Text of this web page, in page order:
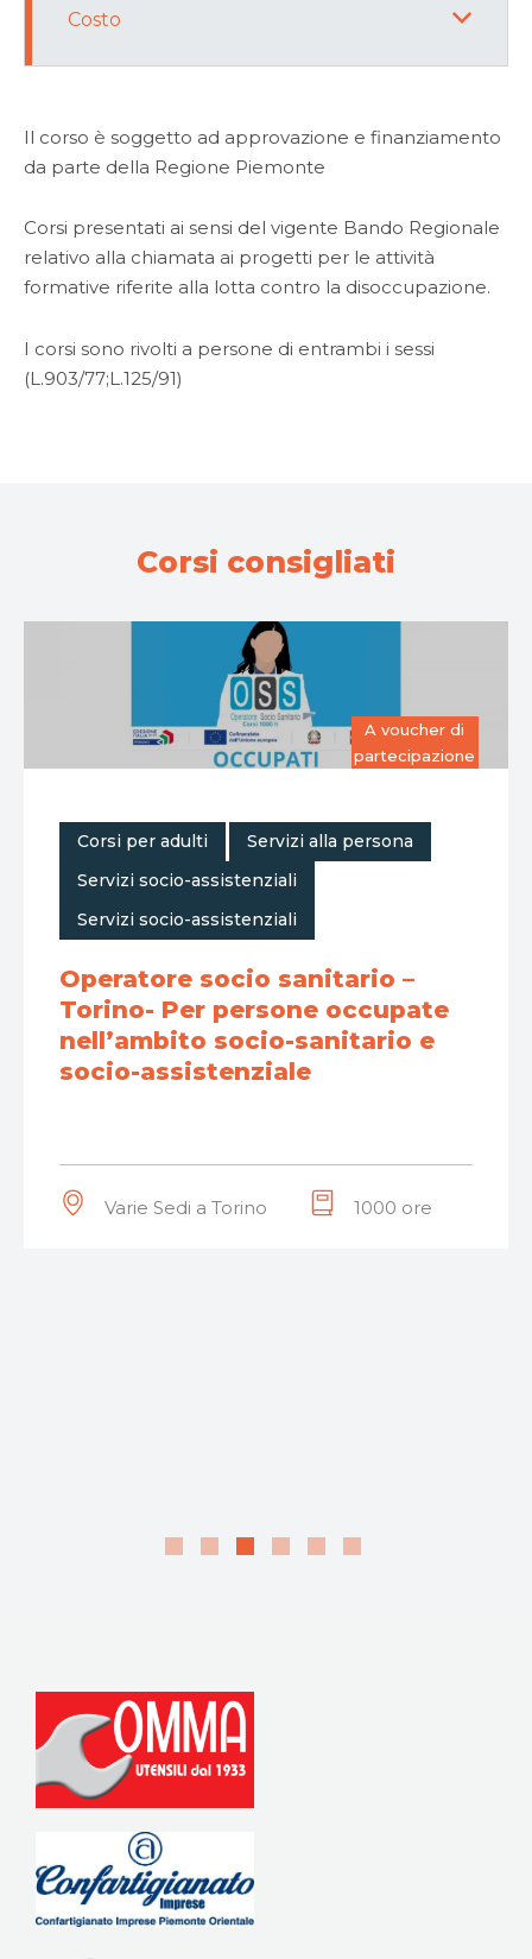
Costo
Il corso è soggetto ad approvazione e finanziamento
da parte della Regione Piemonte
Corsi presentati ai sensi del vigente Bando Regionale
relativo alla chiamata ai progetti per le attività
formative riferite alla lotta contro la disoccupazione.
I corsi sono rivolti a persone di entrambi i sessi
(L.903/77;L.125/91)
Corsi consigliati
A voucher di
partecipazione
Corsi per adulti Servizi alla persona
Servizi socio-assistenziali
Servizi socio-assistenziali
Operatore socio sanitario –
Torino- Per persone occupate
nell’ambito socio-sanitario e
socio-assistenziale
Varie Sedi a Torino 1000 ore